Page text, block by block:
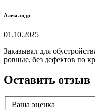
Александр
01.10.2025
Заказывал для
ровные, без дефектов по
Оставить отзыв
Ваша оценка